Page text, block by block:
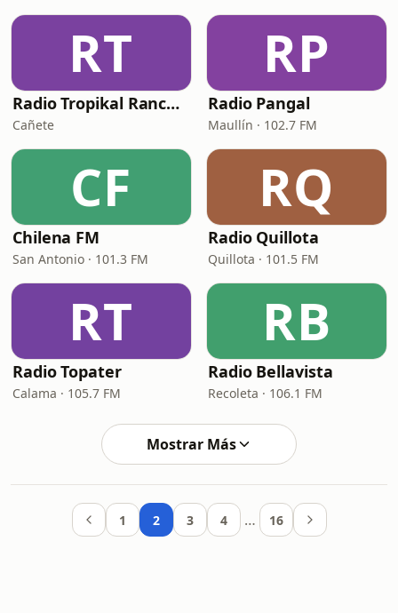
RT
Radio Tropikal Rancheras
Cañete
RP
Radio Pangal
Maullín · 102.7 FM
CF
Chilena FM
San Antonio · 101.3 FM
RQ
Radio Quillota
Quillota · 101.5 FM
RT
Radio Topater
Calama · 105.7 FM
RB
Radio Bellavista
Recoleta · 106.1 FM
Mostrar Más
1 2 3 4 … 16